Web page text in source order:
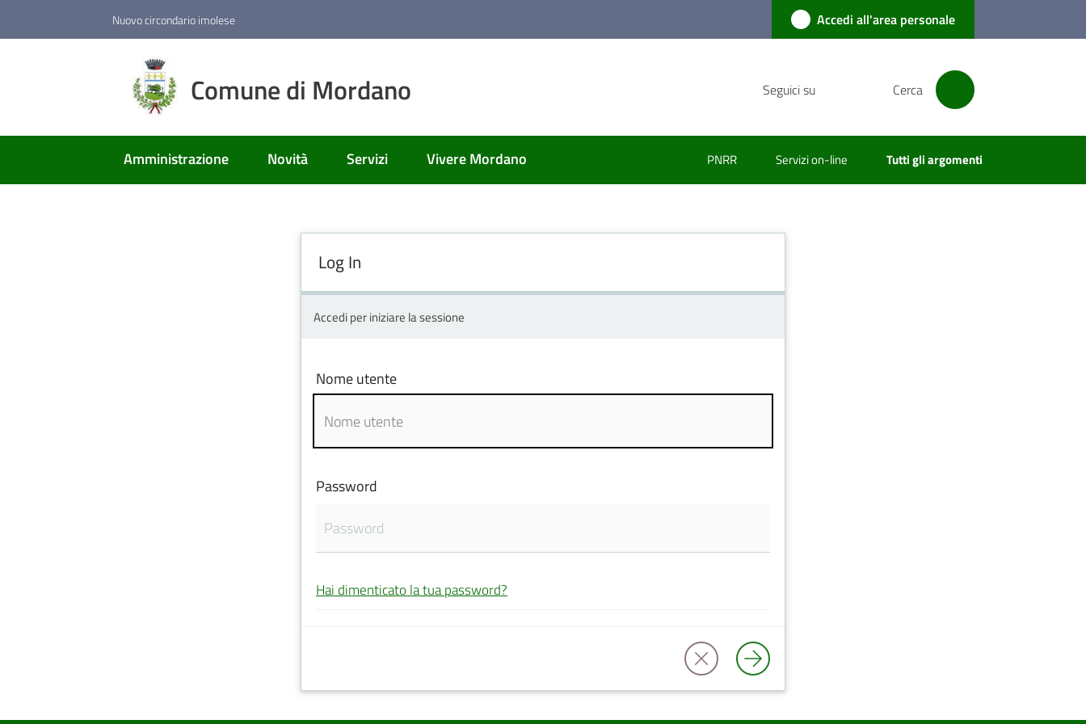
Nuovo circondario imolese Accedi all'area personale
Comune di Mordano Seguici su Cerca
Amministrazione Novità Servizi Vivere Mordano PNRR Servizi on-line Tutti gli argomenti
Log In
Accedi per iniziare la sessione
Nome utente
Password
Hai dimenticato la tua password?